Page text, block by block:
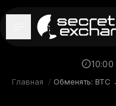
----
Новости
Главная / Обменять: BTC